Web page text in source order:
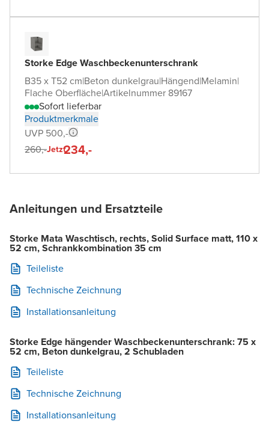
Storke Edge Waschbeckenunterschrank
B35 x T52 cm|Beton dunkelgrau|Hängend|Melamin|
Flache Oberfläche|Artikelnummer 89167
Sofort lieferbar
Produktmerkmale
UVP 500,-
260,-Jetzt234,-
Anleitungen und Ersatzteile
Storke Mata Waschtisch, rechts, Solid Surface matt, 110 x
52 cm, Schrankkombination 35 cm
Teileliste
Technische Zeichnung
Installationsanleitung
Storke Edge hängender Waschbeckenunterschrank: 75 x
52 cm, Beton dunkelgrau, 2 Schubladen
Teileliste
Technische Zeichnung
Installationsanleitung